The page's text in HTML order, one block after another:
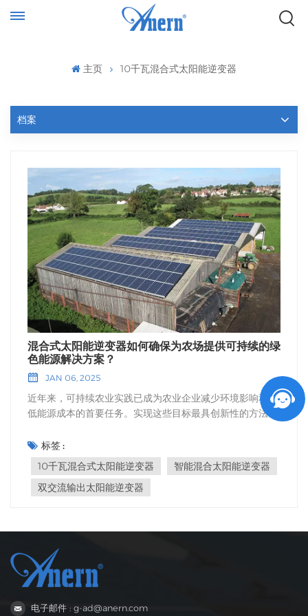
主页 10千瓦混合式太阳能逆变器
档案
混合式太阳能逆变器如何确保为农场提供可持续的绿
色能源解决方案？
JAN 06, 2025
近年来，可持续农业实践已成为农业企业减少环境影响和降
低能源成本的首要任务。实现这些目标最具创新性的方法之
式太阳能逆变器、智能混合式太阳能逆变器和双交流输出太
阳能逆变器利用太阳能等可再生能源，提供了一种绿色可持
续的解决方案，不仅有利于环境，还能提高农场的能源效
率。 减少对电网的依赖 混合式太阳能逆变器促进农场可持
可能面临挑战。通过集成…… 10千瓦混合式太阳能逆变器 借
助太阳能电池板，农场可以利用可再生能源发电，为灌溉、
照明和设备等重要系统提供动力，而无需依赖化石燃料发
电。这既降低了运营成本，也减少了农场的碳足迹。 利用太
设备会消耗大量电力。混合式太阳能逆变器能够高效地利用
标签 :
10千瓦混合式太阳能逆变器
智能混合太阳能逆变器
双交流输出太阳能逆变器
电子邮件 : g-ad@anern.com